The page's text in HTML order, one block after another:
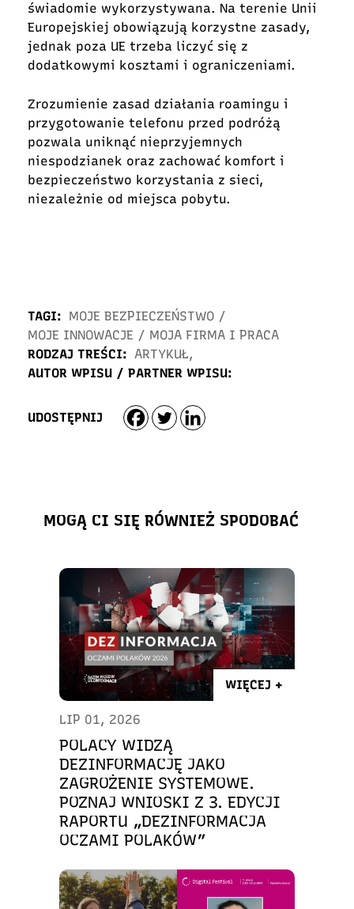
świadomie wykorzystywana. Na terenie Unii
Europejskiej obowiązują korzystne zasady,
jednak poza UE trzeba liczyć się z
dodatkowymi kosztami i ograniczeniami.
Zrozumienie zasad działania roamingu i
przygotowanie telefonu przed podróżą
pozwala uniknąć nieprzyjemnych
niespodzianek oraz zachować komfort i
bezpieczeństwo korzystania z sieci,
niezależnie od miejsca pobytu.
TAGI: MOJE BEZPIECZEŃSTWO /
MOJE INNOWACJE / MOJA FIRMA I PRACA
RODZAJ TREŚCI: ARTYKUŁ,
AUTOR WPISU / PARTNER WPISU:
UDOSTĘPNIJ
MOGĄ CI SIĘ RÓWNIEŻ SPODOBAĆ
WIĘCEJ +
LIP 01, 2026
POLACY WIDZĄ
DEZINFORMACJĘ JAKO
ZAGROŻENIE SYSTEMOWE.
POZNAJ WNIOSKI Z 3. EDYCJI
RAPORTU „DEZINFORMACJA
OCZAMI POLAKÓW”